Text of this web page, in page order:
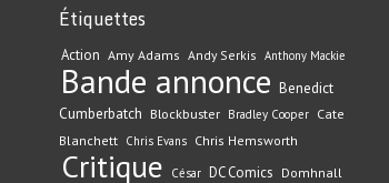
Étiquettes
Action Amy Adams Andy Serkis Anthony Mackie
Bande annonce Benedict
Cumberbatch Blockbuster Bradley Cooper Cate
Blanchett Chris Evans Chris Hemsworth
Critique César DC Comics Domhnall